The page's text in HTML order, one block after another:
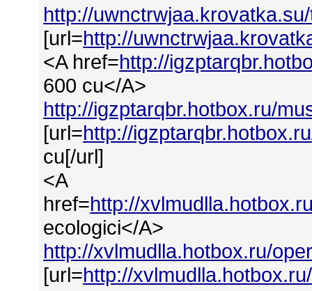
http://
[url=http://
<A href=http://
600 cu</A>
http://igzptarqbr.hotbox.ru/
[url=http://
cu[/url]
<A
href=http://
ecologici</A>
http://xvlmudlla.hotbox.ru/
[url=http://